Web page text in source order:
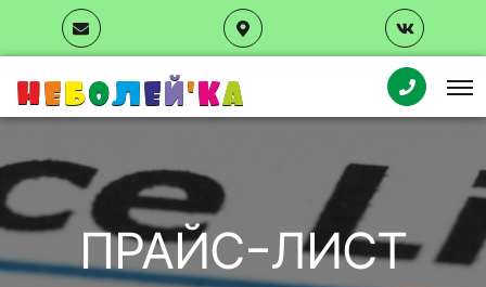
НЕБОЛЕЙ'КА
ПРАЙС-ЛИСТ